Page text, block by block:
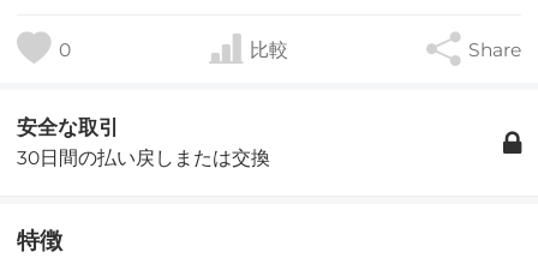
0 比較 Share
安全な取引
30日間の払い戻しまたは交換
特徴